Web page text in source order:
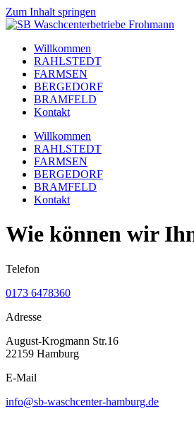
Zum Inhalt springen
Willkommen
RAHLSTEDT
FARMSEN
BERGEDORF
BRAMFELD
Kontakt
Willkommen
RAHLSTEDT
FARMSEN
BERGEDORF
BRAMFELD
Kontakt
Wie können wir
Telefon
0173 6478360
Adresse
August-Krogmann Str.16
22159 Hamburg
E-Mail
info@sb-waschcenter-hamburg.de